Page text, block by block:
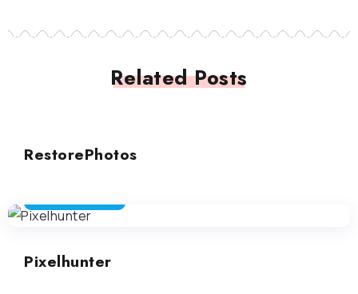
Related Posts
RestorePhotos
Pixelhunter